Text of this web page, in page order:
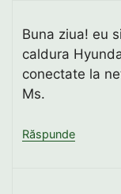
Buna ziua! eu
caldura
conectate la
Ms.
Răspunde